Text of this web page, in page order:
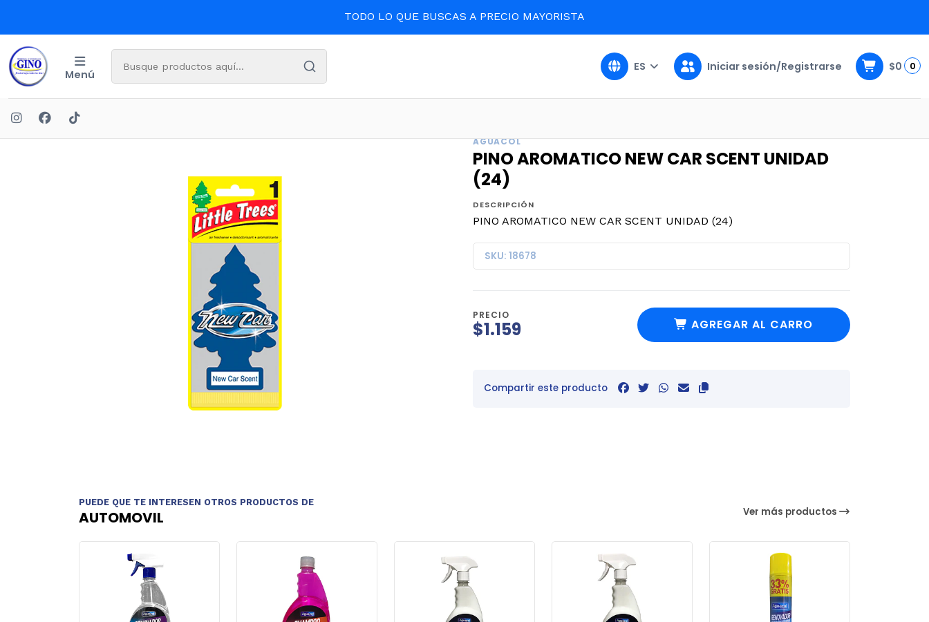
TODO LO QUE BUSCAS A PRECIO MAYORISTA
Menú
ES Iniciar sesión/Registrarse $0 0
AGUACOL
PINO AROMATICO NEW CAR SCENT UNIDAD
(24)
DESCRIPCIÓN
PINO AROMATICO NEW CAR SCENT UNIDAD (24)
SKU: 18678
PRECIO
$1.159 AGREGAR AL CARRO
Compartir este producto
PUEDE QUE TE INTERESEN OTROS PRODUCTOS DE
AUTOMOVIL Ver más productos